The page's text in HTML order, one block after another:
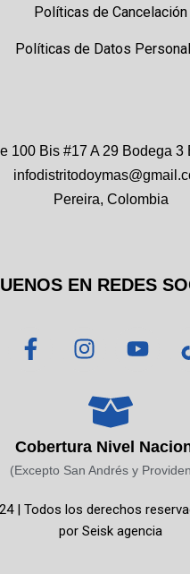
Políticas de Cancelación
Políticas de Datos
100 Bis #17 A 29 Bodega 3
Pereira, Colombia
EN REDES
F
a
o
o
-
I
n
t
a
g
r
m
Y
o
b
e
Cobertura Nivel
(Excepto San Andrés y
| Todos los derechos
por Seisk agencia